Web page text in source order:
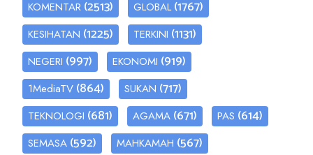
KOMENTAR (2513) GLOBAL (1767)
KESIHATAN (1225) TERKINI (1131)
NEGERI (997) EKONOMI (919)
1MediaTV (864) SUKAN (717)
TEKNOLOGI (681) AGAMA (671) PAS (614)
SEMASA (592) MAHKAMAH (567)